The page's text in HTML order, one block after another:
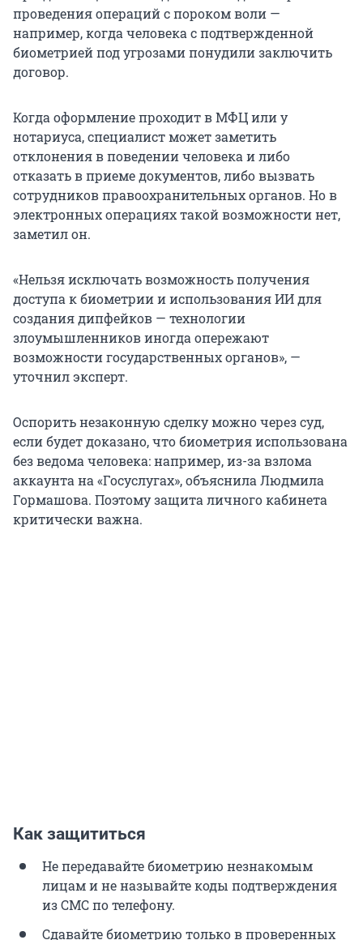
проведения операций с пороком воли —
например, когда человека с подтвержденной
биометрией под угрозами понудили заключить
договор.
Когда оформление проходит в МФЦ или у
нотариуса, специалист может заметить
отклонения в поведении человека и либо
отказать в приеме документов, либо вызвать
сотрудников правоохранительных органов. Но в
электронных операциях такой возможности нет,
заметил он.
«Нельзя исключать возможность получения
доступа к биометрии и использования ИИ для
создания дипфейков — технологии
злоумышленников иногда опережают
возможности государственных органов», —
уточнил эксперт.
Оспорить незаконную сделку можно через суд,
если будет доказано, что биометрия использована
без ведома человека: например, из-за взлома
аккаунта на «Госуслугах», объяснила Людмила
Гормашова. Поэтому защита личного кабинета
критически важна.
Как защититься
Не передавайте биометрию незнакомым
лицам и не называйте коды подтверждения
из СМС по телефону.
Сдавайте биометрию только в проверенных